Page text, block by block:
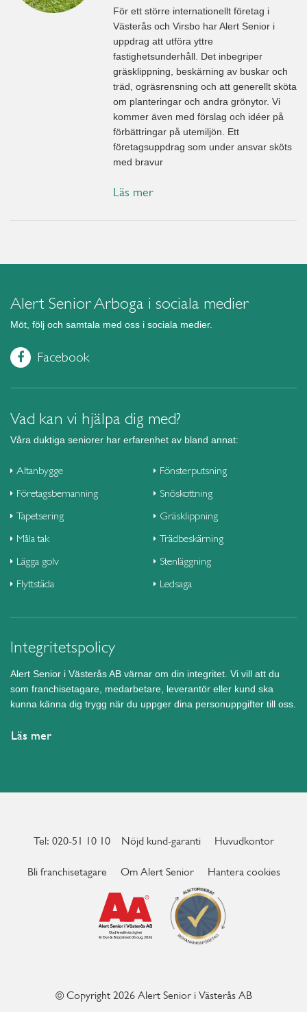
För ett större internationellt företag i
Västerås och Virsbo har Alert Senior i
uppdrag att utföra yttre
fastighetsunderhåll. Det inbegriper
gräsklippning, beskärning av buskar och
träd, ogräsrensning och att generellt sköta
om planteringar och andra grönytor. Vi
kommer även med förslag och idéer på
förbättringar på utemiljön. Ett
företagsuppdrag som under ansvar sköts
med bravur
Läs mer
Alert Senior Arboga i sociala medier
Möt, följ och samtala med oss i sociala medier.
Facebook
Vad kan vi hjälpa dig med?
Våra duktiga seniorer har erfarenhet av bland annat:
Altanbygge
Företagsbemanning
Tapetsering
Måla tak
Lägga golv
Flyttstäda
Fönsterputsning
Snöskottning
Gräsklippning
Trädbeskärning
Stenläggning
Ledsaga
Integritetspolicy
Alert Senior i Västerås AB värnar om din integritet. Vi vill att du
som franchisetagare, medarbetare, leverantör eller kund ska
kunna känna dig trygg när du uppger dina personuppgifter till oss.
Läs mer
Tel: 020-51 10 10 Nöjd kund-garanti Huvudkontor
Bli franchisetagare Om Alert Senior Hantera cookies
© Copyright 2026 Alert Senior i Västerås AB